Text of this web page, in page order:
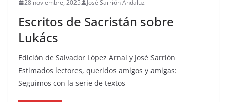
28 noviembre, 2025 José Sarrión Andaluz
Escritos de Sacristán sobre
Lukács
Edición de Salvador López Arnal y José Sarrión
Estimados lectores, queridos amigos y amigas:
Seguimos con la serie de textos